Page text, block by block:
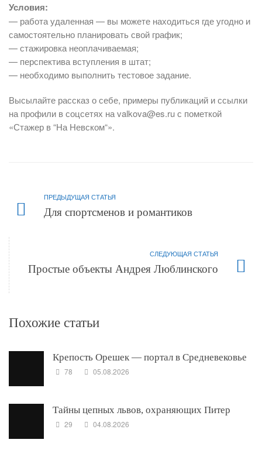
Условия:
— работа удаленная — вы можете находиться где угодно и
самостоятельно планировать свой график;
— стажировка неоплачиваемая;
— перспектива вступления в штат;
— необходимо выполнить тестовое задание.
Высылайте рассказ о себе, примеры публикаций и ссылки
на профили в соцсетях на valkova@es.ru с пометкой
«Стажер в “На Невском“».
ПРЕДЫДУЩАЯ СТАТЬЯ
Для спортсменов и романтиков
СЛЕДУЮЩАЯ СТАТЬЯ
Простые объекты Андрея Люблинского
Похожие статьи
Крепость Орешек — портал в Средневековье
78 05.08.2026
Тайны цепных львов, охраняющих Питер
29 04.08.2026